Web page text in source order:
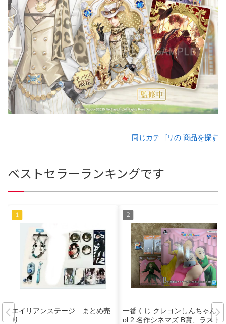
同じカテゴリの 商品を探す
ベストセラーランキングです
エイリアンステージ まとめ売
り
一番くじ クレヨンしんちゃん v
ol.2 名作シネマズ B賞、ラスト